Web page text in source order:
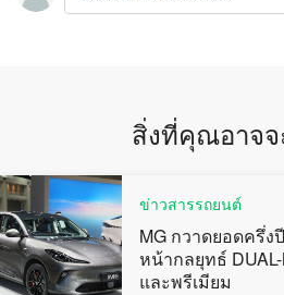
สิ่งที่คุณอาจจ
ข่าวสารรถยนต์
MG กวาดยอดครึ่ง
หน้ากลยุทธ์
และพรีเมียม